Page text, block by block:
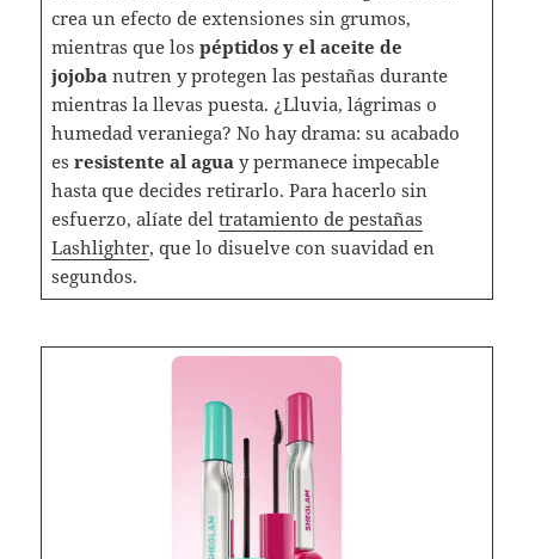
crea un efecto de extensiones sin grumos,
mientras que los péptidos y el aceite de
jojoba nutren y protegen las pestañas durante
mientras la llevas puesta. ¿Lluvia, lágrimas o
humedad veraniega? No hay drama: su acabado
es resistente al agua y permanece impecable
hasta que decides retirarlo. Para hacerlo sin
esfuerzo, alíate del tratamiento de pestañas
Lashlighter, que lo disuelve con suavidad en
segundos.